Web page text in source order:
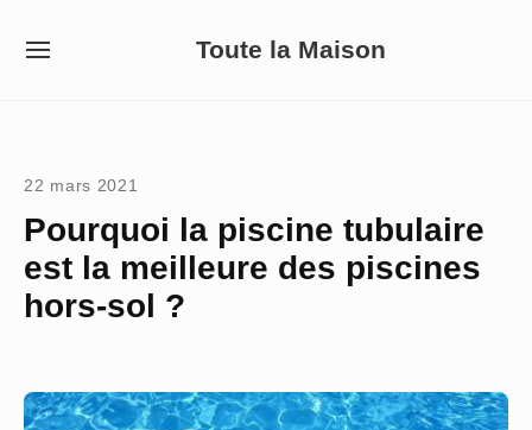
Toute la Maison
SITE
22 mars 2021
Pourquoi la piscine tubulaire
est la meilleure des piscines
hors-sol ?